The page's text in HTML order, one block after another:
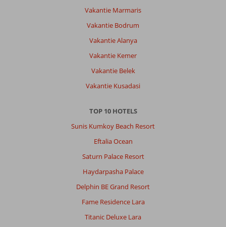
Vakantie Marmaris
Vakantie Bodrum
Vakantie Alanya
Vakantie Kemer
Vakantie Belek
Vakantie Kusadasi
TOP 10 HOTELS
Sunis Kumkoy Beach Resort
Eftalia Ocean
Saturn Palace Resort
Haydarpasha Palace
Delphin BE Grand Resort
Fame Residence Lara
Titanic Deluxe Lara